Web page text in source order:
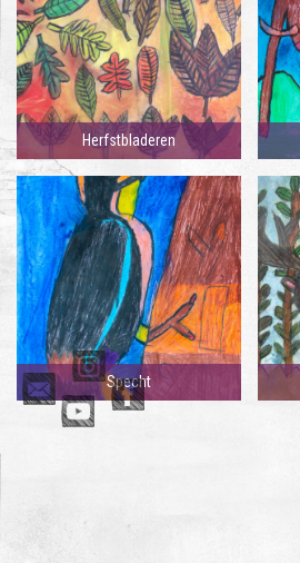
Herfstbladeren
Specht